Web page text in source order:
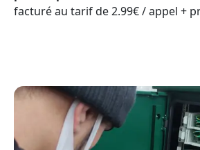
facturé au tarif de 2.99€ / appel +